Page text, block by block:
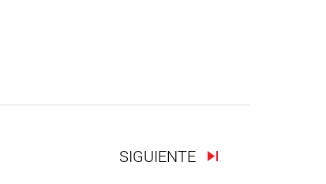
SIGUIENTE